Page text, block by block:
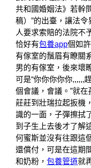
共和國婚姻法》若幹
稿）”的出臺，讓法
人要求索賠的法院不
恰好有包養app個如
有傢室的鬚眉有瞭關
男的有傢室，後來壞
可是“你你你你你,,,,,,
個會議，會議。”就
莊莊到壯瑞拉起扳機
識的一面，子彈擦拭
到子生上去後才了解
何蜜斯並沒有往跟這
還償付，可是在這期
和奶粉， 包養管道就